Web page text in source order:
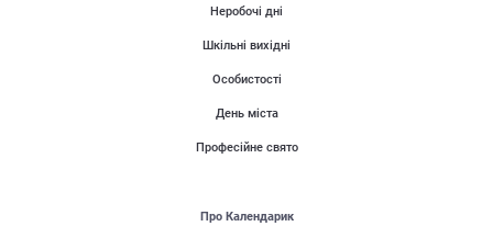
Неробочі дні
Шкільні вихідні
Особистості
День міста
Професійне свято
Про Календарик